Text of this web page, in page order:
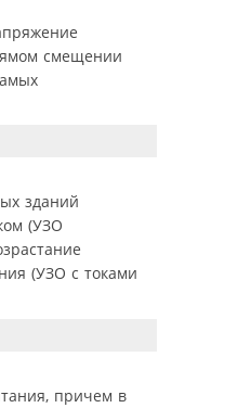
смещении
зданий
(УЗО
(УЗО с токами
причем в